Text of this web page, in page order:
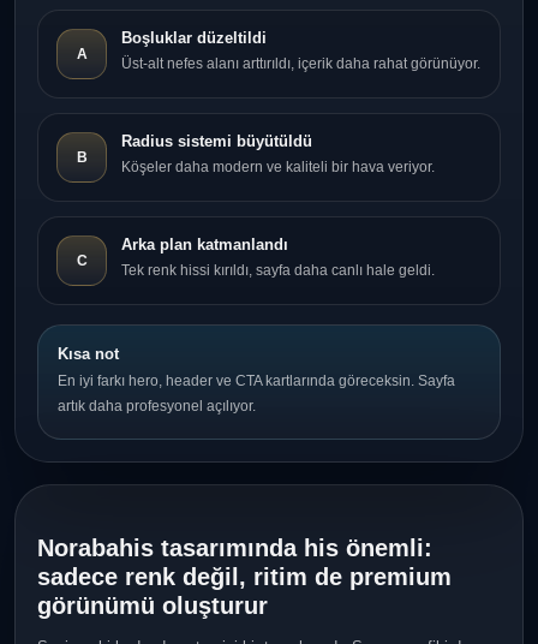
A
Boşluklar düzeltildi
Üst-alt nefes alanı arttırıldı, içerik daha rahat görünüyor.
B
Radius sistemi büyütüldü
Köşeler daha modern ve kaliteli bir hava veriyor.
C
Arka plan katmanlandı
Tek renk hissi kırıldı, sayfa daha canlı hale geldi.
Kısa not
En iyi farkı hero, header ve CTA kartlarında göreceksin. Sayfa
artık daha profesyonel açılıyor.
Norabahis tasarımında his önemli:
sadece renk değil, ritim de premium
görünümü oluşturur